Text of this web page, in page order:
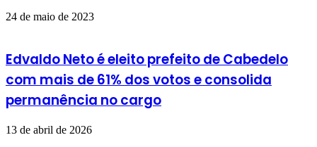
24 de maio de 2023
Edvaldo Neto é eleito prefeito de Cabedelo
com mais de 61% dos votos e consolida
permanência no cargo
13 de abril de 2026